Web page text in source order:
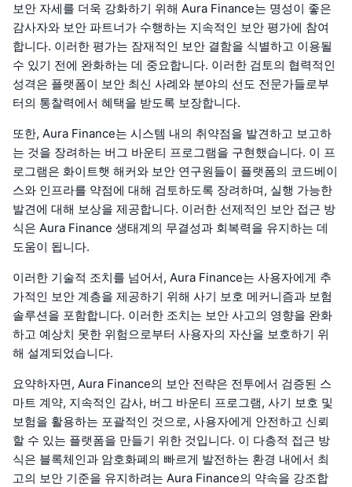
보안 자세를 더욱 강화하기 위해 Aura Finance는 명성이 좋은
감사자와 보안 파트너가 수행하는 지속적인 보안 평가에 참여
합니다. 이러한 평가는 잠재적인 보안 결함을 식별하고 이용될
수 있기 전에 완화하는 데 중요합니다. 이러한 검토의 협력적인
성격은 플랫폼이 보안 최신 사례와 분야의 선도 전문가들로부
터의 통찰력에서 혜택을 받도록 보장합니다.
또한, Aura Finance는 시스템 내의 취약점을 발견하고 보고하
는 것을 장려하는 버그 바운티 프로그램을 구현했습니다. 이 프
로그램은 화이트햇 해커와 보안 연구원들이 플랫폼의 코드베이
스와 인프라를 약점에 대해 검토하도록 장려하며, 실행 가능한
발견에 대해 보상을 제공합니다. 이러한 선제적인 보안 접근 방
식은 Aura Finance 생태계의 무결성과 회복력을 유지하는 데
도움이 됩니다.
이러한 기술적 조치를 넘어서, Aura Finance는 사용자에게 추
가적인 보안 계층을 제공하기 위해 사기 보호 메커니즘과 보험
솔루션을 포함합니다. 이러한 조치는 보안 사고의 영향을 완화
하고 예상치 못한 위험으로부터 사용자의 자산을 보호하기 위
해 설계되었습니다.
요약하자면, Aura Finance의 보안 전략은 전투에서 검증된 스
마트 계약, 지속적인 감사, 버그 바운티 프로그램, 사기 보호 및
보험을 활용하는 포괄적인 것으로, 사용자에게 안전하고 신뢰
할 수 있는 플랫폼을 만들기 위한 것입니다. 이 다층적 접근 방
식은 블록체인과 암호화폐의 빠르게 발전하는 환경 내에서 최
고의 보안 기준을 유지하려는 Aura Finance의 약속을 강조합